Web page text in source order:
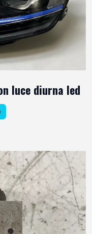
luce diurna led